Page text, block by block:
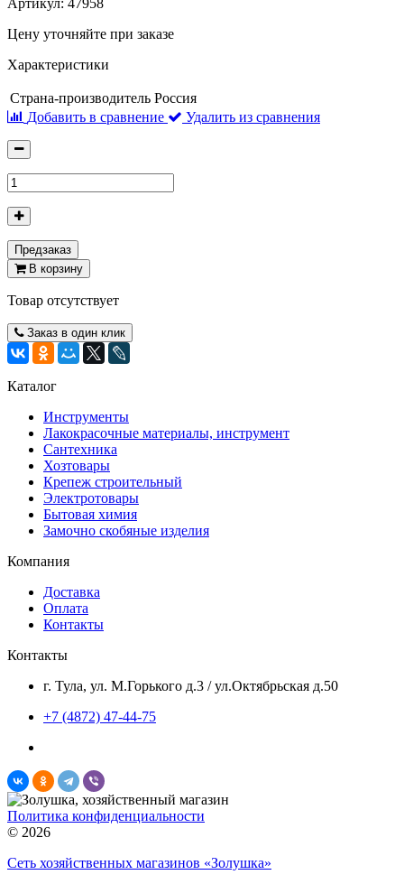
Цену уточняйте при заказе
Характеристики
Страна-производитель Россия
Добавить в сравнение
Удалить из сравнения
Предзаказ
В корзину
Товар отсутствует
Заказ в один клик
Каталог
Инструменты
Лакокрасочные материалы, инструмент
Сантехника
Хозтовары
Крепеж строительный
Электротовары
Бытовая химия
Замочно скобяные изделия
Компания
Доставка
Оплата
Контакты
Контакты
г. Тула, ул. М.Горького д.3 / ул.Октябрьская д.50
+7 (4872) 47-44-75
Политика конфиденциальности
© 2026
Сеть хозяйственных магазинов «Золушка»